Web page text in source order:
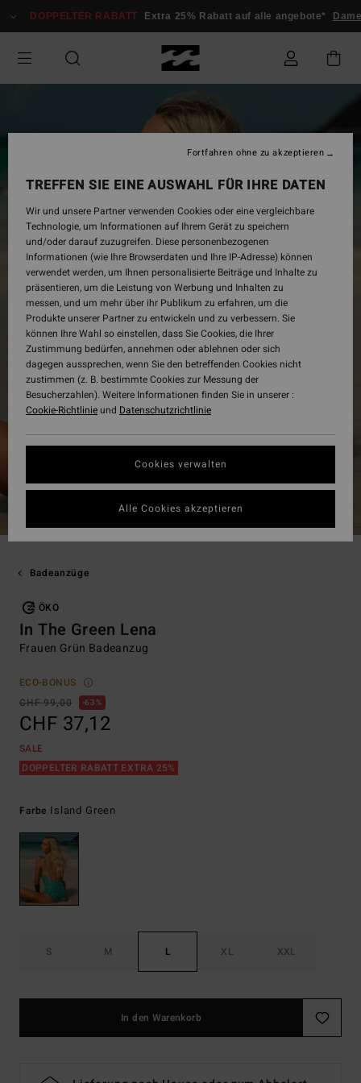
zur
springen
DOPPELTER RABATT Extra 25% Rabatt auf alle angebote* Damen
Badeanzüge
ÖKO
In The Green Lena
Frauen Grün Badeanzug
ECO-BONUS
CHF 99,00
63%
CHF 37,12
SALE
DOPPELTER RABATT EXTRA 25%
Farbe Island Green
S M L XL XXL
In den Warenkorb
TREFFEN SIE EINE AUSWAHL FÜR IHRE DATEN
Wir und unsere Partner verwenden Cookies oder eine vergleichbare
Technologie, um Informationen auf Ihrem Gerät zu speichern
und/oder darauf zuzugreifen. Diese personenbezogenen
Informationen (wie Ihre Browserdaten und Ihre IP-Adresse) können
verwendet werden, um Ihnen personalisierte Beiträge und Inhalte zu
präsentieren, um die Leistung von Werbung und Inhalten zu
messen, und um mehr über ihr Publikum zu erfahren, um die
Produkte unserer Partner zu entwickeln und zu verbessern. Sie
können Ihre Wahl so einstellen, dass Sie Cookies, die Ihrer
Zustimmung bedürfen, annehmen oder ablehnen oder sich
dagegen aussprechen, wenn Sie den betreffenden Cookies nicht
zustimmen (z. B. bestimmte Cookies zur Messung der
Besucherzahlen). Weitere Informationen finden Sie in unserer :
Cookie-Richtlinieund Datenschutzrichtlinie
Cookies verwalten
Fortfahren ohne zu akzeptieren
Alle Cookies akzeptieren